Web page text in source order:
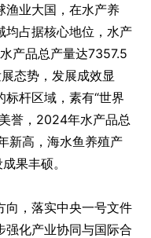
渔业大国，在水产养
均占据核心地位，水产
产品总产量达7357.5
态势，发展成效显
杆区域，素有“世界
誉，2024年水产品总
新高，海水鱼养殖产
果丰硕。
向，落实中央一号文件
强化产业协同与国际合